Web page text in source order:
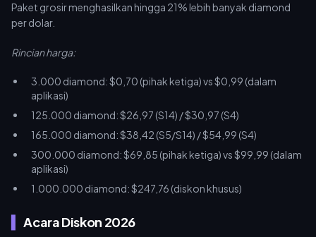
Paket grosir menghasilkan hingga 21% lebih banyak diamond
per dolar.
Rincian harga:
3.000 diamond: $0,70 (pihak ketiga) vs $0,99 (dalam
aplikasi)
125.000 diamond: $26,97 (S14) / $30,97 (S4)
165.000 diamond: $38,42 (S5/S14) / $54,99 (S4)
300.000 diamond: $69,85 (pihak ketiga) vs $99,99 (dalam
aplikasi)
1.000.000 diamond: $247,76 (diskon khusus)
Acara Diskon 2026